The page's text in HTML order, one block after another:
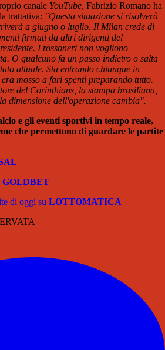
canale YouTube, Fabrizio Romano ha
trattativa: "Questa situazione si risolverà
a giugno o luglio. Il Milan crede di
firmati da altri dirigenti del
I rossoneri non vogliono
O qualcuno fa un passo indietro o salta
attuale. Sta entrando chiunque in
mosso a fari spenti preparando tutto.
del Corinthians, la stampa brasiliana,
dimensione dell'operazione cambia".
e gli eventi sportivi in tempo reale,
che permettono di guardare le partite
GOLDBET
di oggi su LOTTOMATICA